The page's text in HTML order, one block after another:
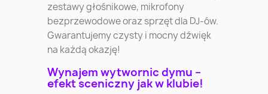
zestawy głośnikowe, mikrofony
bezprzewodowe oraz sprzęt dla DJ-ów.
Gwarantujemy czysty i mocny dźwięk
na każdą okazję!
Wynajem wytwornic dymu –
efekt sceniczny jak w klubie!